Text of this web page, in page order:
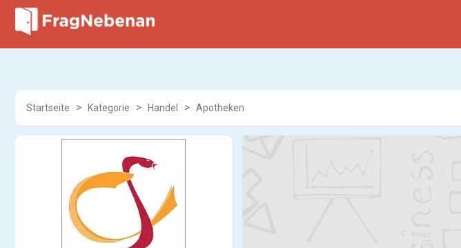
Startseite Kategorie Handel Apotheken